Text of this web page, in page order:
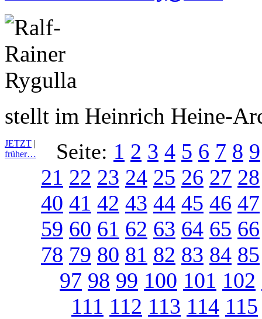
stellt im Heinrich Heine-
JETZT |
früher…
Seite: 1 2 3 4 5 6 7 8 9
21 22 23 24 25 26 27 28
40 41 42 43 44 45 46 47
59 60 61 62 63 64 65 66
78 79 80 81 82 83 84 85
97 98 99 100 101 102
111 112 113 114 115